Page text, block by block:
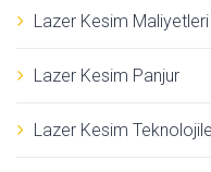
Lazer Kesim Maliyetleri
Lazer Kesim Panjur
Lazer Kesim